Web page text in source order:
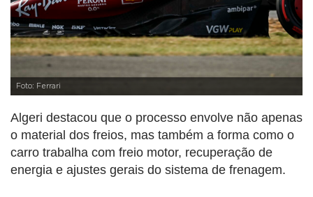
Foto: Ferrari
Algeri destacou que o processo envolve não apenas
o material dos freios, mas também a forma como o
carro trabalha com freio motor, recuperação de
energia e ajustes gerais do sistema de frenagem.